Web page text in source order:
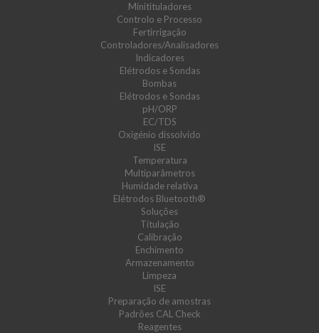
Minitituladores
Controlo e Processo
Fertirrigação
Controladores/Analisadores
Indicadores
Elétrodos e Sondas
Bombas
Elétrodos e Sondas
pH/ORP
EC/TDS
Oxigénio dissolvido
ISE
Temperatura
Multiparâmetros
Humidade relativa
Elétrodos Bluetooth®
Soluções
Titulação
Calibração
Enchimento
Armazenamento
Limpeza
ISE
Preparação de amostras
Padrões CAL Check
Reagentes